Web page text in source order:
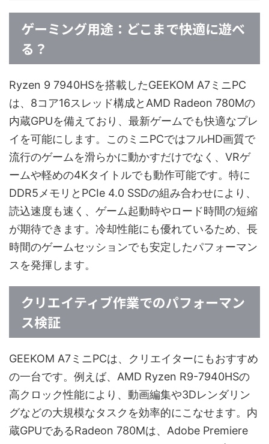
ゲーミング用途：どこまで快適に遊べ
る？
Ryzen 9 7940HSを搭載したGEEKOM A7ミニPC
は、8コア16スレッド構成とAMD Radeon 780Mの
内蔵GPUを備えており、最新ゲームでも快適なプレ
イを可能にします。このミニPCではフルHD画質で
流行のゲームを滑らかに動かすだけでなく、VRゲ
ームや軽めの4Kタイトルでも動作可能です。特に
DDR5メモリとPCIe 4.0 SSDの組み合わせにより、
読込速度も速く、ゲーム起動時やロード時間の短縮
が期待できます。冷却性能にも優れているため、長
時間のゲームセッションでも安定したパフォーマン
スを発揮します。
クリエイティブ作業でのパフォーマン
ス検証
GEEKOM A7ミニPCは、クリエイターにもおすすめ
の一台です。例えば、AMD Ryzen R9-7940HSの
高クロック性能により、動画編集や3Dレンダリン
グなどの大規模なタスクを効率的にこなせます。内
蔵GPUであるRadeon 780Mは、Adobe Premiere